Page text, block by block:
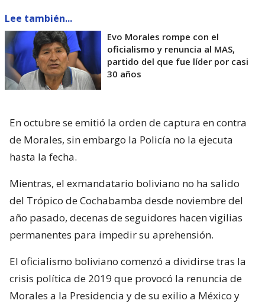
Lee también...
Evo Morales rompe con el
oficialismo y renuncia al MAS,
partido del que fue líder por casi
30 años
En octubre se emitió la orden de captura en contra
de Morales, sin embargo la Policía no la ejecuta
hasta la fecha.
Mientras, el exmandatario boliviano no ha salido
del Trópico de Cochabamba desde noviembre del
año pasado, decenas de seguidores hacen vigilias
permanentes para impedir su aprehensión.
El oficialismo boliviano comenzó a dividirse tras la
crisis política de 2019 que provocó la renuncia de
Morales a la Presidencia y de su exilio a México y